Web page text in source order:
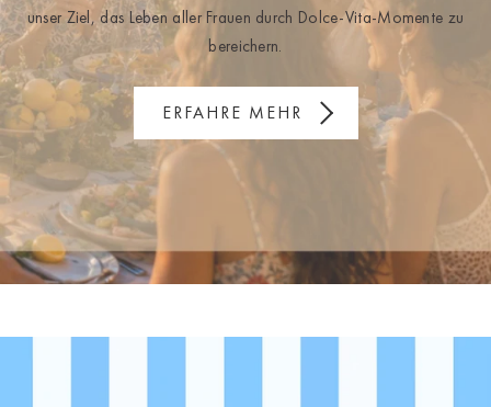
unser Ziel, das Leben aller Frauen durch Dolce-Vita-Momente zu
bereichern.
ERFAHRE MEHR